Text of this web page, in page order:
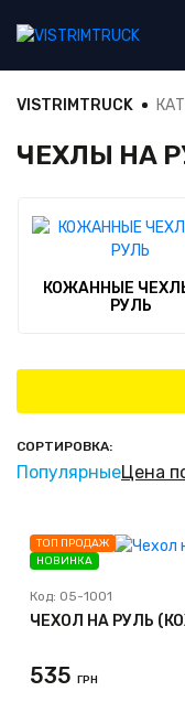
VISTRIMTRUCK
ЧЕХЛЫ НА
КОЖАННЫЕ
РУЛЬ
СОРТИРОВКА:
ПопулярныеЦена
ТОП ПРОДАЖ
НОВИНКА
Код: 05-1001
ЧЕХОЛ НА РУЛЬ
535 ГРН